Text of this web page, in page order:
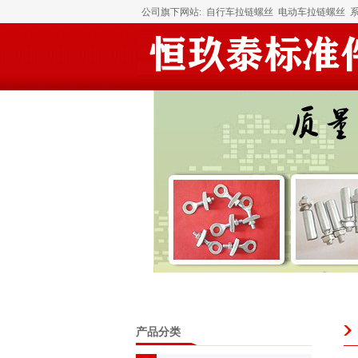
公司旗下网站: 自行车拉链螺丝 电动车拉链螺丝
产品分类